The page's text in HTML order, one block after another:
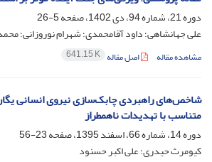
دوره 21، شماره 94، دی 1402، صفحه
5-26
علی جهانشاهی؛ داود آقامحمدی؛ شهرام نوروزانی؛
مشاهده مقاله اصل مقاله 641.15 K
شاخص‌های راهبردی چابک‌سازی نیروی انسانی
متناسب با تهدیدات ناهمطراز
دوره 14، شماره 66، اسفند 1395، صفحه
23-56
کیومرث حیدری؛ علی اکبر حسنود